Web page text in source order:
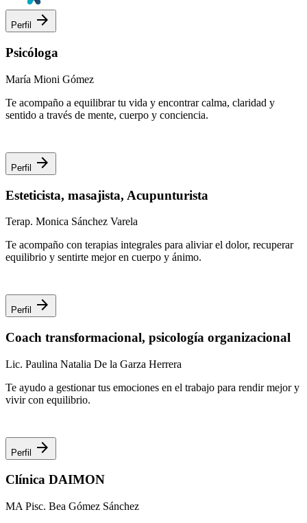
Perfil arrow_forward
Psicóloga
María Mioni Gómez
Te acompaño a equilibrar tu vida y encontrar calma, claridad y
sentido a través de mente, cuerpo y conciencia.
Perfil arrow_forward
Esteticista, masajista, Acupunturista
Terap. Monica Sánchez Varela
Te acompaño con terapias integrales para aliviar el dolor, recuperar
equilibrio y sentirte mejor en cuerpo y ánimo.
Perfil arrow_forward
Coach transformacional, psicología organizacional
Lic. Paulina Natalia De la Garza Herrera
Te ayudo a gestionar tus emociones en el trabajo para rendir mejor y
vivir con equilibrio.
Perfil arrow_forward
Clínica DAIMON
MA Pisc. Bea Gómez Sánchez